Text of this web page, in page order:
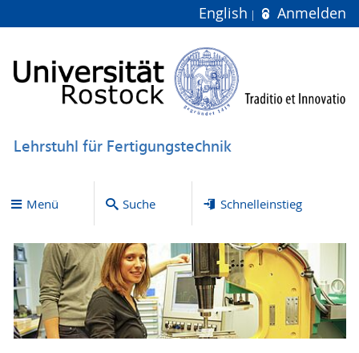
English Anmelden
Lehrstuhl für Fertigungstechnik
Menü Suche Schnelleinstieg